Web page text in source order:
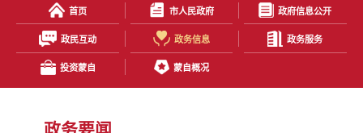
首页 市人民政府 政府信息公开
政民互动 政务信息 政务服务
投资蒙自 蒙自概况
政务要闻